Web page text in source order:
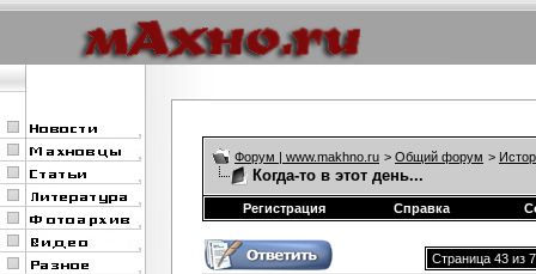
Форум | www.makhno.ru > Общий форум >
Когда-то в этот день...
Регистрация Справка
Страница 43 из